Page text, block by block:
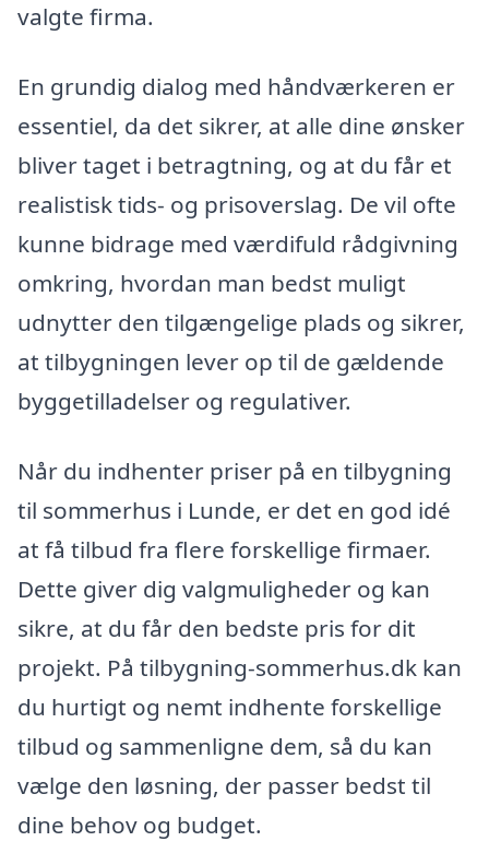
valgte firma.
En grundig dialog med håndværkeren er
essentiel, da det sikrer, at alle dine ønsker
bliver taget i betragtning, og at du får et
realistisk tids- og prisoverslag. De vil ofte
kunne bidrage med værdifuld rådgivning
omkring, hvordan man bedst muligt
udnytter den tilgængelige plads og sikrer,
at tilbygningen lever op til de gældende
byggetilladelser og regulativer.
Når du indhenter priser på en tilbygning
til sommerhus i Lunde, er det en god idé
at få tilbud fra flere forskellige firmaer.
Dette giver dig valgmuligheder og kan
sikre, at du får den bedste pris for dit
projekt. På tilbygning-sommerhus.dk kan
du hurtigt og nemt indhente forskellige
tilbud og sammenligne dem, så du kan
vælge den løsning, der passer bedst til
dine behov og budget.